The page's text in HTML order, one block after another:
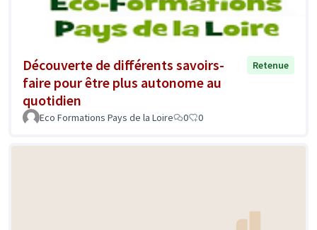
Découverte de différents savoirs-
faire pour être plus autonome au
quotidien
Retenue
Eco Formations Pays de la Loire 0 0